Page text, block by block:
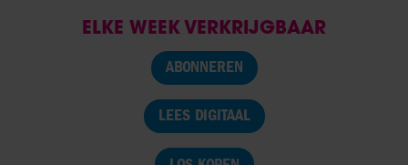
ELKE WEEK VERKRIJGBAAR
ABONNEREN
LEES DIGITAAL